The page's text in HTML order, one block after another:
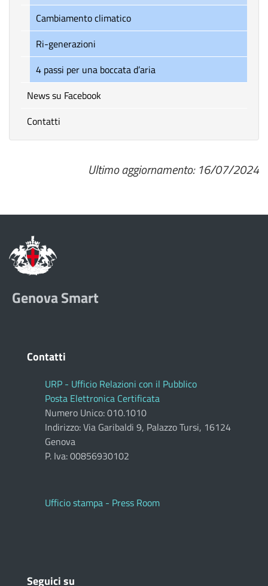
Cambiamento climatico
Ri-generazioni
4 passi per una boccata d’aria
News su Facebook
Contatti
Ultimo aggiornamento: 16/07/2024
Genova Smart
Contatti
URP - Ufficio Relazioni con il Pubblico
Posta Elettronica Certificata
Numero Unico: 010.1010
Indirizzo: Via Garibaldi 9, Palazzo Tursi, 16124
Genova
P. Iva: 00856930102
Ufficio stampa - Press Room
Seguici su